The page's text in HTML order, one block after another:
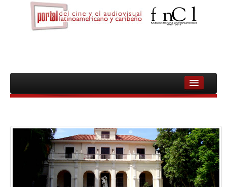
INICIO
PELICULAS
CINEASTAS
DOCUMENTALES